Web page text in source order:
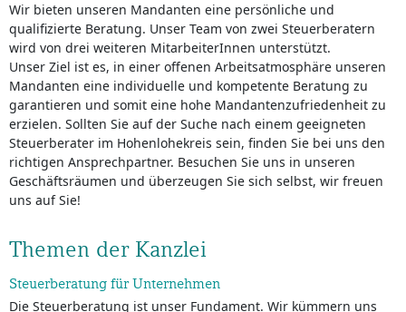
Wir bieten unseren Mandanten eine persönliche und
qualifizierte Beratung. Unser Team von zwei Steuerberatern
wird von drei weiteren MitarbeiterInnen unterstützt.
Unser Ziel ist es, in einer offenen Arbeitsatmosphäre unseren
Mandanten eine individuelle und kompetente Beratung zu
garantieren und somit eine hohe Mandantenzufriedenheit zu
erzielen. Sollten Sie auf der Suche nach einem geeigneten
Steuerberater im Hohenlohekreis sein, finden Sie bei uns den
richtigen Ansprechpartner. Besuchen Sie uns in unseren
Geschäftsräumen und überzeugen Sie sich selbst, wir freuen
uns auf Sie!
Themen der Kanzlei
Steuerberatung für Unternehmen
Die Steuerberatung ist unser Fundament. Wir kümmern uns